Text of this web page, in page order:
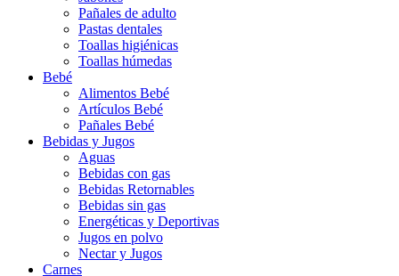
Pañales de adulto
Pastas dentales
Toallas higiénicas
Toallas húmedas
Bebé
Alimentos Bebé
Artículos Bebé
Pañales Bebé
Bebidas y Jugos
Aguas
Bebidas con gas
Bebidas Retornables
Bebidas sin gas
Energéticas y Deportivas
Jugos en polvo
Nectar y Jugos
Carnes